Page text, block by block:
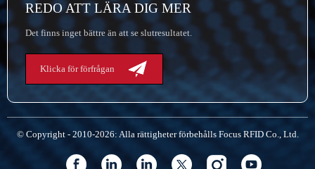
REDO ATT LÄRA DIG MER
Det finns inget bättre än att se slutresultatet.
Klicka för förfrågan
© Copyright - 2010-2026: Alla rättigheter förbehålls Focus RFID Co., Ltd.